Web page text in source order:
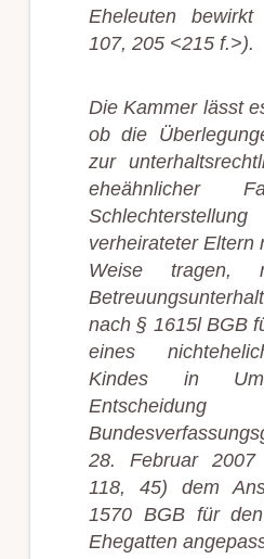
Eheleuten
107, 205 <215 f.>).
Die Kammer lässt
ob die
zur
eheähnlicher
verheirateter Eltern
Weise tragen,
nach § 1615l BGB
eines
Kindes in
28. Februar 2007
118, 45) dem
1570 BGB für
Ehegatten